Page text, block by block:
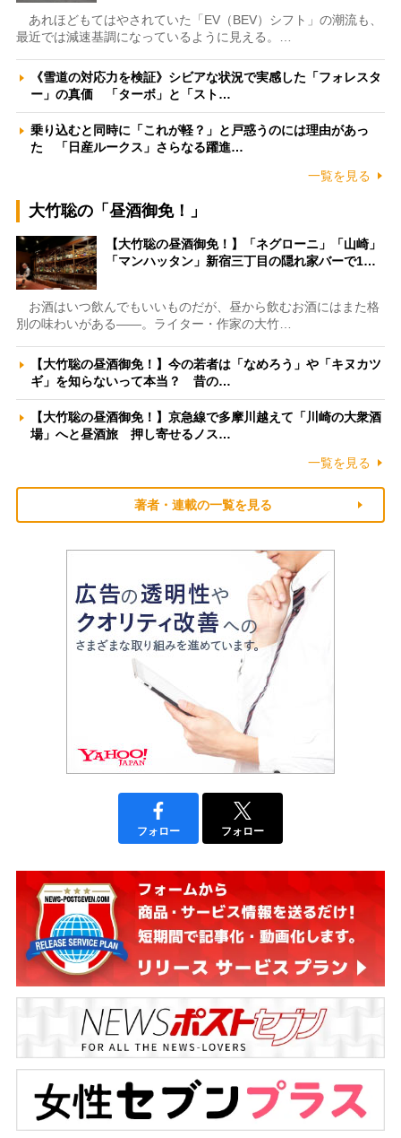
あれほどもてはやされていた「EV（BEV）シフト」の潮流も、
最近では減速基調になっているように見える。…
《雪道の対応力を検証》シビアな状況で実感した「フォレスタ
ー」の真価 「ターボ」と「スト…
乗り込むと同時に「これが軽？」と戸惑うのには理由があっ
た 「日産ルークス」さらなる躍進…
一覧を見る
大竹聡の「昼酒御免！」
【大竹聡の昼酒御免！】「ネグローニ」「山崎」
「マンハッタン」新宿三丁目の隠れ家バーで1…
お酒はいつ飲んでもいいものだが、昼から飲むお酒にはまた格
別の味わいがある――。ライター・作家の大竹…
【大竹聡の昼酒御免！】今の若者は「なめろう」や「キヌカツ
ギ」を知らないって本当？ 昔の…
【大竹聡の昼酒御免！】京急線で多摩川越えて「川崎の大衆酒
場」へと昼酒旅 押し寄せるノス…
一覧を見る
著者・連載の一覧を見る
フォロー フォロー